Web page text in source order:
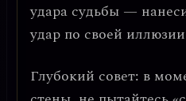
удара судьбы —
удар по своей
Глубокий совет: в